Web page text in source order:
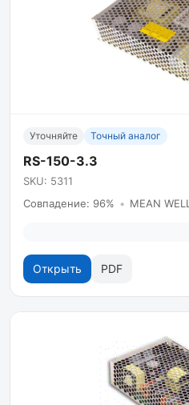
Уточняйте Точный аналог
RS-150-3.3
SKU: 5311
Совпадение: 96% • MEAN WELL
Открыть PDF